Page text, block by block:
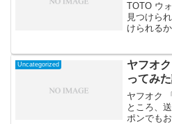
TOTO ウ
見つけら
けられる
Uncategorized
ヤフオ
ってみ
ヤフオク
ところ、
ポンでも